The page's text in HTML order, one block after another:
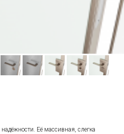
Её массивная, слегка